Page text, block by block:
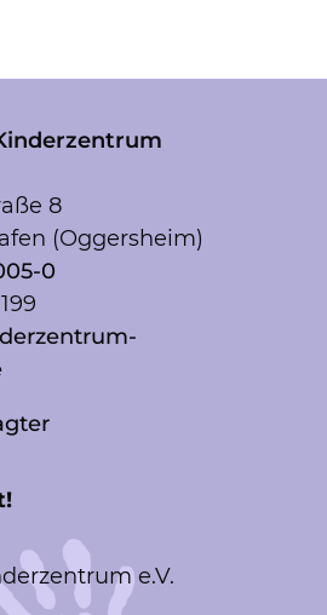
8
(Oggersheim)
0
e.V.